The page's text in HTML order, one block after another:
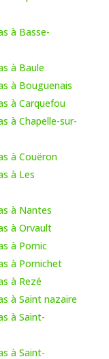
à Basse-
à Baule
à Bouguenais
à Carquefou
à Chapelle-sur-
à Couëron
à Les
à Nantes
à Orvault
à Pornic
à Pornichet
à Rezé
à Saint nazaire
à Saint-
à Saint-